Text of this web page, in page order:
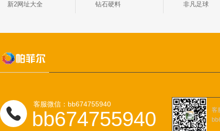
新2网址大全
钻石硬料 非凡足球
客服微信：bb674755940
bb674755940
客